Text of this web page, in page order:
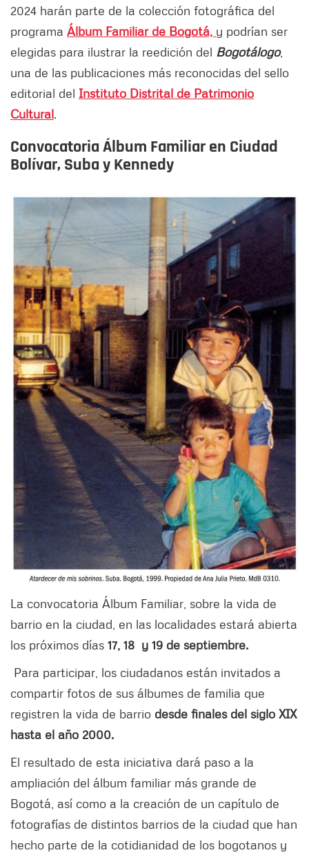
2024 harán parte de la colección fotográfica del
programa Álbum Familiar de Bogotá, y podrían ser
elegidas para ilustrar la reedición del Bogotálogo,
una de las publicaciones más reconocidas del sello
editorial del Instituto Distrital de Patrimonio
Cultural.
Convocatoria Álbum Familiar en Ciudad
Bolívar, Suba y Kennedy
La convocatoria Álbum Familiar, sobre la vida de
barrio en la ciudad, en las localidades estará abierta
los próximos días 17, 18 y 19 de septiembre.
Para participar, los ciudadanos están invitados a
compartir fotos de sus álbumes de familia que
registren la vida de barrio desde finales del siglo XIX
hasta el año 2000.
El resultado de esta iniciativa dará paso a la
ampliación del álbum familiar más grande de
Bogotá, así como a la creación de un capítulo de
fotografías de distintos barrios de la ciudad que han
hecho parte de la cotidianidad de los bogotanos y